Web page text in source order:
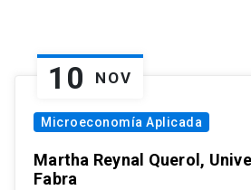
10 NOV
Microeconomía Aplicada
Martha Reynal Querol,
Fabra